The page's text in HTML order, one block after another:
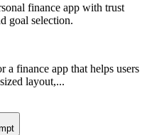
finance app with trust
goal selection.
a finance app that helps users
layout,...